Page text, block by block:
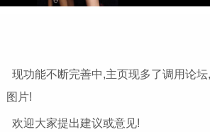
现功能不断完善中,主页现多了调用论
图片!
欢迎大家提出建议或意见!